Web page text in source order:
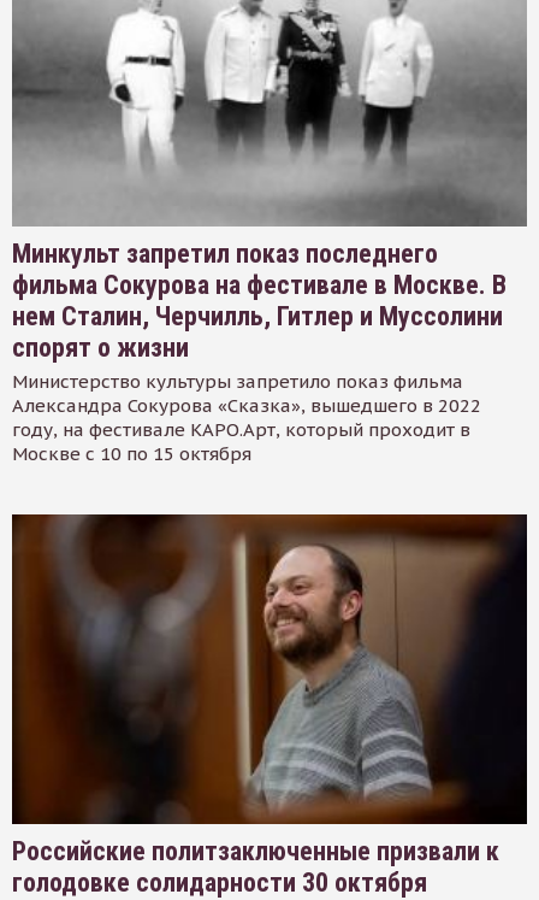
Минкульт запретил показ последнего
фильма Сокурова на фестивале в Москве. В
нем Сталин, Черчилль, Гитлер и Муссолини
спорят о жизни
Министерство культуры запретило показ фильма
Александра Сокурова «Сказка», вышедшего в 2022
году, на фестивале КАРО.Арт, который проходит в
Москве с 10 по 15 октября
Российские политзаключенные призвали к
голодовке солидарности 30 октября